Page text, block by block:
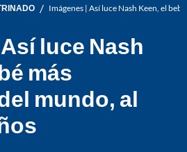
/ Imágenes | Así luce Nash Keen, el
luce Nash
más
mundo, al